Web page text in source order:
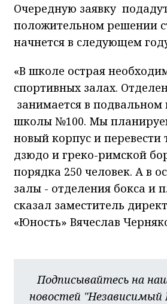
Очередную заявку
положительном решении
начнется в следующем
«В школе острая
спортивных залах.
занимается в
школы №100. Мы
новый корпус и перевести
дзюдо и греко-римской
порядка 250 человек. А в
залы - отделения бокса и
сказал заместитель
«Юность» Вячеслав
Подписывайтесь на
новостей "Независимый